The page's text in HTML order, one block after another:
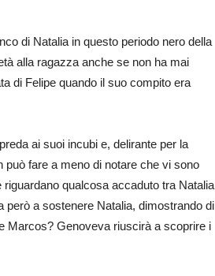
di Natalia in questo periodo nero della
alla ragazza anche se non ha mai
di Felipe quando il suo compito era
ai suoi incubi e, delirante per la
fare a meno di notare che vi sono
riguardano qualcosa accaduto tra Natalia
a sostenere Natalia, dimostrando di
Marcos? Genoveva riuscirà a scoprire i